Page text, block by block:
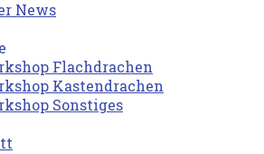
News
Flachdrachen
Kastendrachen
Sonstiges